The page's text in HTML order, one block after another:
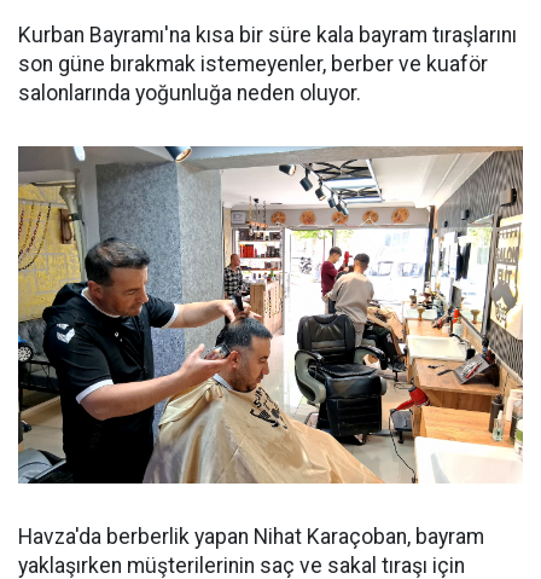
Kurban Bayramı'na kısa bir süre kala bayram tıraşlarını
son güne bırakmak istemeyenler, berber ve kuaför
salonlarında yoğunluğa neden oluyor.
Havza'da berberlik yapan Nihat Karaçoban, bayram
yaklaşırken müşterilerinin saç ve sakal tıraşı için